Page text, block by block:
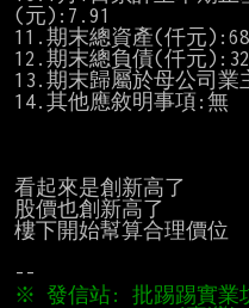
(元):7.91
11.期末總資產(仟元
12.期末總負債(仟元
13.期末歸屬於母公司
14.其他應敘明事項:無
看起來是創新高了
股價也創新高了
樓下開始幫算合理價位
※ 發信站: 批踢踢實